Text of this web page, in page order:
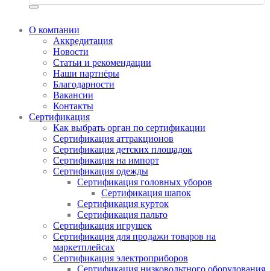
О компании
Аккредитация
Новости
Статьи и рекомендации
Наши партнёры
Благодарности
Вакансии
Контакты
Сертификация
Как выбрать орган по сертификации
Сертификация аттракционов
Сертификация детских площадок
Сертификация на импорт
Сертификация одежды
Сертификация головных уборов
Сертификация шапок
Сертификация курток
Сертификация пальто
Сертификация игрушек
Сертификация для продажи товаров на
маркетплейсах
Сертификация электроприборов